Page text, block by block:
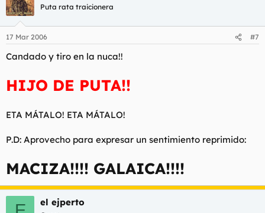
Puta rata traicionera
17 Mar 2006 #7
Candado y tiro en la nuca!!
HIJO DE PUTA!!
ETA MÁTALO! ETA MÁTALO!
P.D: Aprovecho para expresar un sentimiento reprimido:
MACIZA!!!! GALAICA!!!!
el ejperto